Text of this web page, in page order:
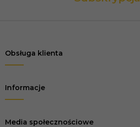
Obsługa klienta
Informacje
Media społecznościowe